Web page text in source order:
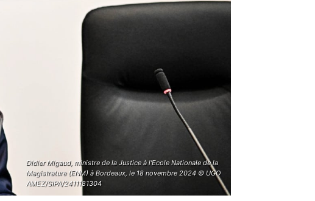
Didier Migaud, ministre de la Justice à l'Ecole Nationale de la
Magistrature (ENM) à Bordeaux, le 18 novembre 2024 © UGO
AMEZ/SIPA/2411181304